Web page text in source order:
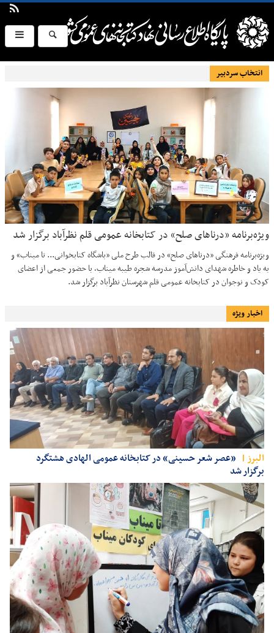
انتخاب سردبیر
ویژه‌برنامه «درناهای صلح» در کتابخانه عمومی قلم نظرآباد برگزار شد
ویژه‌برنامه فرهنگی «درناهای صلح» در قالب طرح ملی «باشگاه کتابخوانی... تا میناب» و
به یاد و خاطره شهدای دانش‌آموز مدرسه شجره طیبه میناب، با حضور جمعی از اعضای
کودک و نوجوان در کتابخانه عمومی قلم شهرستان نظرآباد برگزار شد.
اخبار ویژه
البرز
«عصر شعر حسینی» در کتابخانه عمومی الهادی هشتگرد
برگزار شد